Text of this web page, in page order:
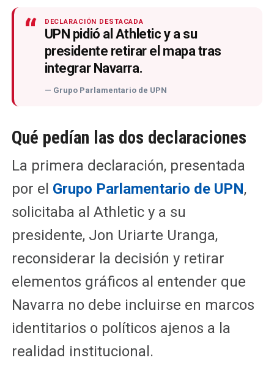
“ DECLARACIÓN DESTACADA
UPN pidió al Athletic y a su
presidente retirar el mapa tras
integrar Navarra.
— Grupo Parlamentario de UPN
Qué pedían las dos declaraciones
La primera declaración, presentada
por el Grupo Parlamentario de UPN,
solicitaba al Athletic y a su
presidente, Jon Uriarte Uranga,
reconsiderar la decisión y retirar
elementos gráficos al entender que
Navarra no debe incluirse en marcos
identitarios o políticos ajenos a la
realidad institucional.